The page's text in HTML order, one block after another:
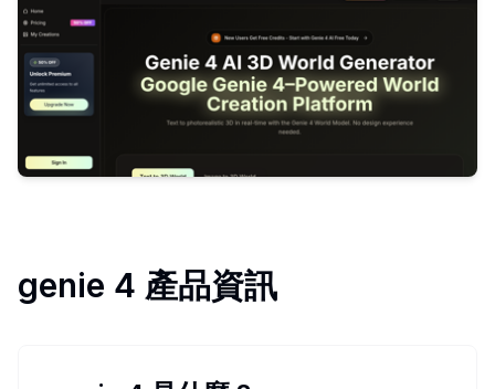
genie 4 產品資訊